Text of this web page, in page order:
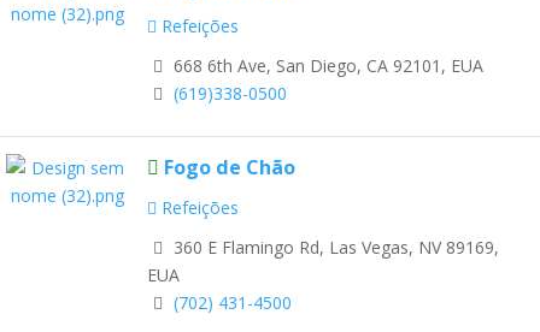
Refeições
668 6th Ave, San Diego, CA 92101, EUA
(619)338-0500
Fogo de Chão
Refeições
360 E Flamingo Rd, Las Vegas, NV 89169,
EUA
(702) 431-4500